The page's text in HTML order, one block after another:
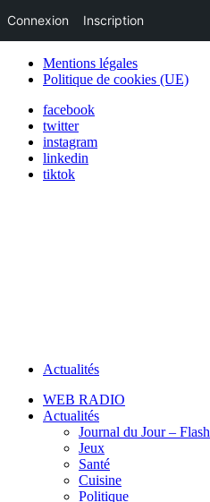
Mentions légales
Politique de cookies (UE)
facebook
twitter
instagram
linkedin
tiktok
Actualités
WEB RADIO
Actualités
Journal du Jour – Flash
Jeux
Santé
Cuisine
Politique
Connexion Inscription